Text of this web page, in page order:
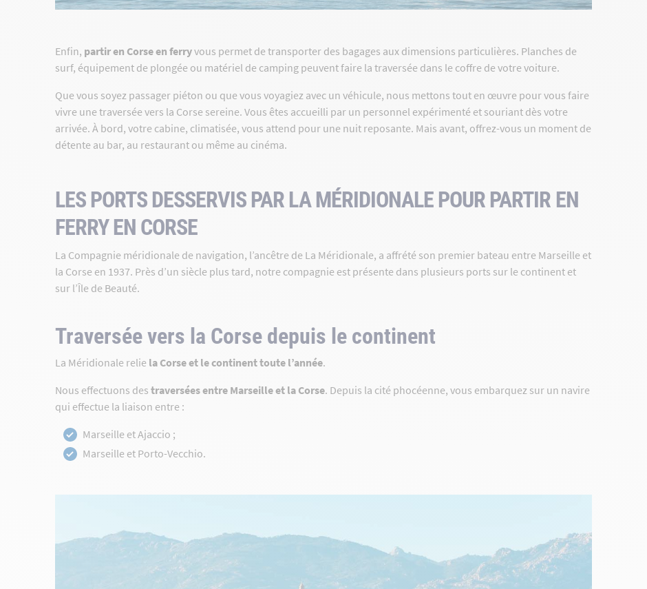
Enfin, partir en Corse en ferryvous permet de transporter des bagages aux dimensions particulières. Planches de
surf, équipement de plongée ou matériel de camping peuvent faire la traversée dans le coffre de votre voiture.
Que vous soyez passager piéton ou que vous voyagiez avec un véhicule, nous mettons tout en œuvre pour vous faire
vivre une traversée vers la Corse sereine. Vous êtes accueilli par un personnel expérimenté et souriant dès votre
arrivée. À bord, votre cabine, climatisée, vous attend pour une nuit reposante. Mais avant, offrez-vous un moment de
détente au bar, au restaurant ou même au cinéma.
LES PORTS DESSERVIS PAR LA MÉRIDIONALE POUR PARTIR EN
FERRY EN CORSE
La Compagnie méridionale de navigation, l’ancêtre de La Méridionale, a affrété son premier bateau entre Marseille et
la Corse en 1937. Près d’un siècle plus tard, notre compagnie est présente dans plusieurs ports sur le continent et
sur l’Île de Beauté.
Traversée vers la Corse depuis le continent
La Méridionale relie la Corse et le continent toute l’année.
Nous effectuons des traversées entre Marseille et la Corse. Depuis la cité phocéenne, vous embarquez sur un navire
qui effectue la liaison entre :
Marseille et Ajaccio ;
Marseille et Porto-Vecchio.